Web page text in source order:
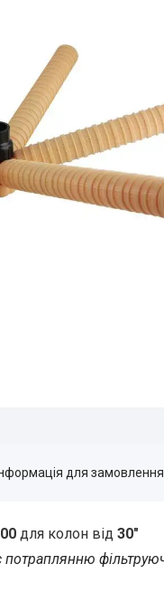
для замовлення
для колон від 30"